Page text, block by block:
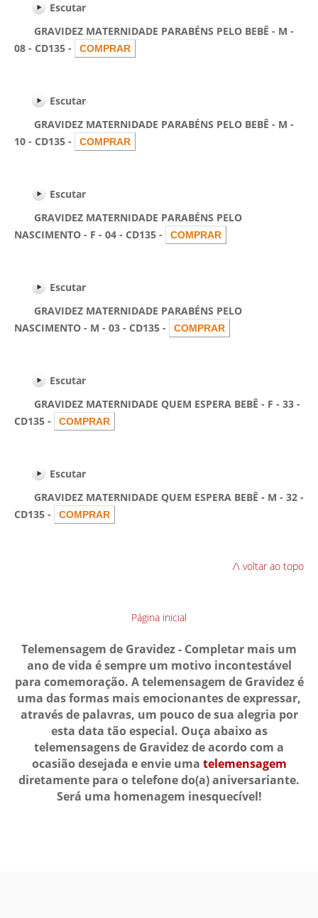
Escutar
GRAVIDEZ MATERNIDADE PARABÉNS PELO BEBÊ - M -
08 - CD135 -
Escutar
GRAVIDEZ MATERNIDADE PARABÉNS PELO BEBÊ - M -
10 - CD135 -
Escutar
GRAVIDEZ MATERNIDADE PARABÉNS PELO
NASCIMENTO - F - 04 - CD135 -
Escutar
GRAVIDEZ MATERNIDADE PARABÉNS PELO
NASCIMENTO - M - 03 - CD135 -
Escutar
GRAVIDEZ MATERNIDADE QUEM ESPERA BEBÊ - F - 33 -
CD135 -
Escutar
GRAVIDEZ MATERNIDADE QUEM ESPERA BEBÊ - M - 32 -
CD135 -
/\ voltar ao topo
Página inicial
Telemensagem de Gravidez - Completar mais um
ano de vida é sempre um motivo incontestável
para comemoração. A telemensagem de Gravidez é
uma das formas mais emocionantes de expressar,
através de palavras, um pouco de sua alegria por
esta data tão especial. Ouça abaixo as
telemensagens de Gravidez de acordo com a
ocasião desejada e envie uma telemensagem
diretamente para o telefone do(a) aniversariante.
Será uma homenagem inesquecível!